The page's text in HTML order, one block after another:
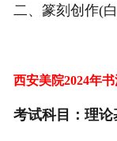
二、篆刻创作(
西安美院2024年
考试科目：理